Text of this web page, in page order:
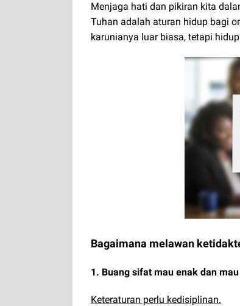
Menjaga hati dan pikiran kita
Tuhan adalah aturan hidup bagi
karunianya luar biasa, tetapi
Bagaimana melawan
1. Buang sifat mau enak dan
Keteraturan perlu kedisiplinan.